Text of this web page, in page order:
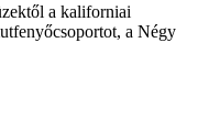
a kaliforniai
a Négy